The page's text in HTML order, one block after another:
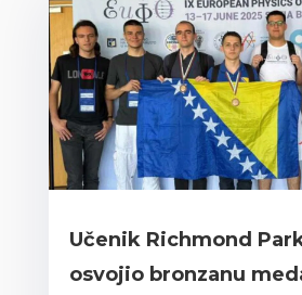
Učenik Richmond
osvojio bronzanu